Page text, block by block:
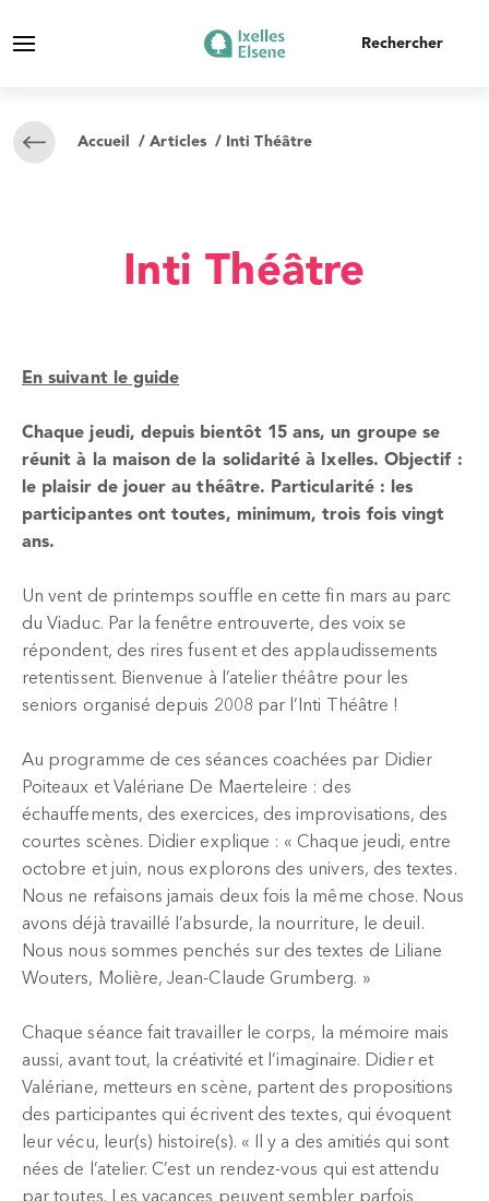
Accueil /Articles/ Inti Théâtre
Inti Théâtre
En suivant le guide
Chaque jeudi, depuis bientôt 15 ans, un groupe se
réunit à la maison de la solidarité à Ixelles. Objectif :
le plaisir de jouer au théâtre. Particularité : les
participantes ont toutes, minimum, trois fois vingt
ans.
Un vent de printemps souffle en cette fin mars au parc
du Viaduc. Par la fenêtre entrouverte, des voix se
répondent, des rires fusent et des applaudissements
retentissent. Bienvenue à l’atelier théâtre pour les
seniors organisé depuis 2008 par l’Inti Théâtre !
Au programme de ces séances coachées par Didier
Poiteaux et Valériane De Maerteleire : des
échauffements, des exercices, des improvisations, des
courtes scènes. Didier explique : « Chaque jeudi, entre
octobre et juin, nous explorons des univers, des textes.
Nous ne refaisons jamais deux fois la même chose. Nous
avons déjà travaillé l’absurde, la nourriture, le deuil.
Nous nous sommes penchés sur des textes de Liliane
Wouters, Molière, Jean-Claude Grumberg. »
Chaque séance fait travailler le corps, la mémoire mais
aussi, avant tout, la créativité et l’imaginaire. Didier et
Valériane, metteurs en scène, partent des propositions
des participantes qui écrivent des textes, qui évoquent
leur vécu, leur(s) histoire(s). « Il y a des amitiés qui sont
nées de l’atelier. C’est un rendez-vous qui est attendu